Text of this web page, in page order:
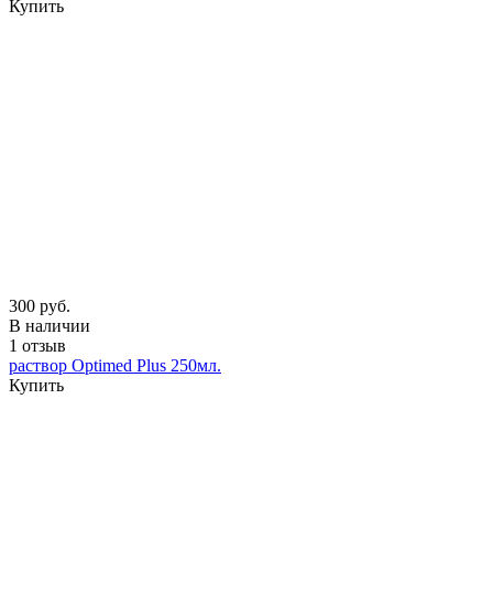
Купить
300 руб.
В наличии
1 отзыв
раствор Optimed Plus 250мл.
Купить